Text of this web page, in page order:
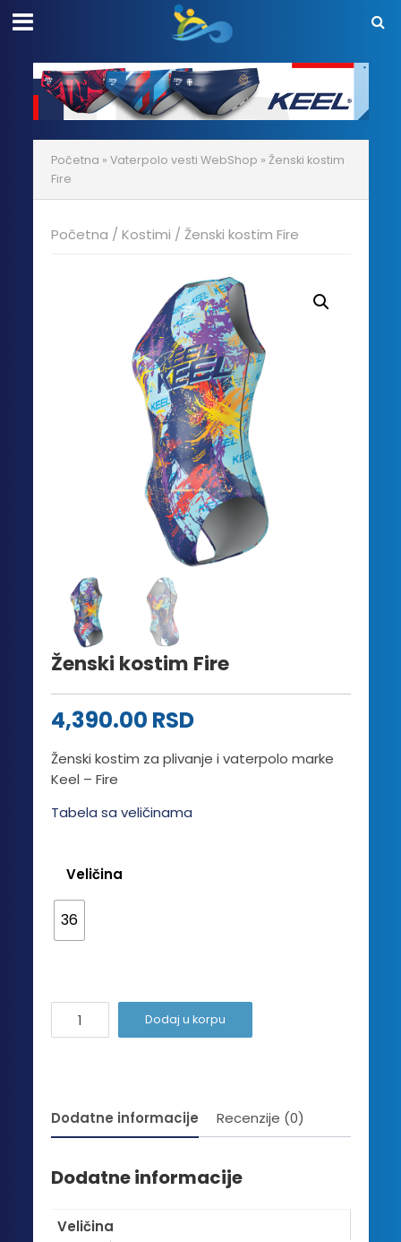
Početna » Vaterpolo vesti WebShop » Ženski kostim
Fire
Početna / Kostimi / Ženski kostim Fire
Ženski kostim Fire
4,390.00 RSD
Ženski kostim za plivanje i vaterpolo marke
Keel – Fire
Tabela sa veličinama
Veličina
36
Ženski
kostim
Dodaj u korpu
Dodatne informacije Recenzije (0)
Dodatne informacije
Veličina